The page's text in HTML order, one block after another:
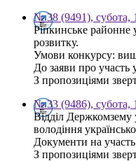
№ 38 (9491), субота,
Ріпкинське районне
розвитку.
Умови конкурсу:
До заяви про участь
З пропозиціями
№ 33 (9486), субота,
Відділ Держкомзему
володіння
Документи на
З пропозиціями